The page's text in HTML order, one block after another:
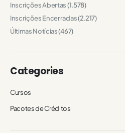
Inscrições Abertas(1.578)
Inscrições Encerradas(2.217)
Últimas Notícias(467)
Categories
Cursos
Pacotes de Créditos